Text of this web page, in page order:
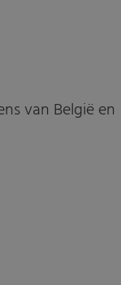
van België en